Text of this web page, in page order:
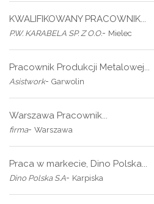
KWALIFIKOWANY PRACOWNIK...
P.W. KARABELA SP. Z O.O.- Mielec
Pracownik Produkcji Metalowej...
Asistwork- Garwolin
Warszawa Pracownik...
firma- Warszawa
Praca w markecie, Dino Polska...
Dino Polska S.A- Karpiska